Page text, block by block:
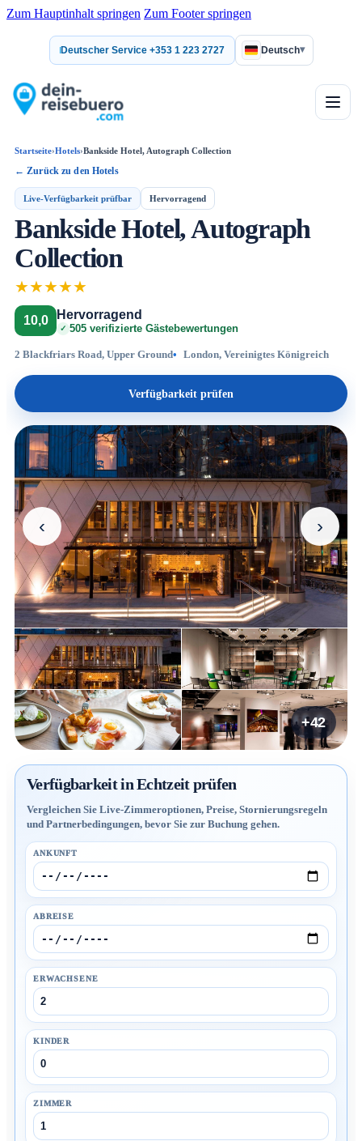
Zum Hauptinhalt springen Zum Footer springen
Deutscher Service +353 1 223 2727 Deutsch▾
Startseite›Hotels›Bankside Hotel, Autograph Collection
← Zurück zu den Hotels
Live-Verfügbarkeit prüfbar Hervorragend
Bankside Hotel, Autograph
Collection
★★★★★
10,0 Hervorragend
505 verifizierte Gästebewertungen
2 Blackfriars Road, Upper Ground London, Vereinigtes Königreich
Verfügbarkeit prüfen
‹ ›
+42
Verfügbarkeit in Echtzeit prüfen
Vergleichen Sie Live-Zimmeroptionen, Preise, Stornierungsregeln
und Partnerbedingungen, bevor Sie zur Buchung gehen.
ANKUNFT
ABREISE
ERWACHSENE
KINDER
ZIMMER